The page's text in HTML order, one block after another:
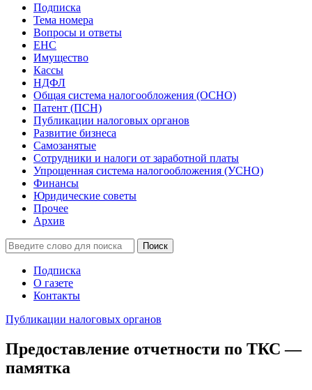
Подписка
Тема номера
Вопросы и ответы
ЕНС
Имущество
Кассы
НДФЛ
Общая система налогообложения (ОСНО)
Патент (ПСН)
Публикации налоговых органов
Развитие бизнеса
Самозанятые
Сотрудники и налоги от заработной платы
Упрощенная система налогообложения (УСНО)
Финансы
Юридические советы
Прочее
Архив
Подписка
О газете
Контакты
Публикации налоговых органов
Предоставление отчетности по ТКС —
памятка